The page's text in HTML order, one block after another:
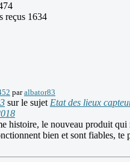
reçus 1634
paralbator83
sur le sujet Etat des lieux
histoire, le nouveau produit qui
bien et sont fiables, te